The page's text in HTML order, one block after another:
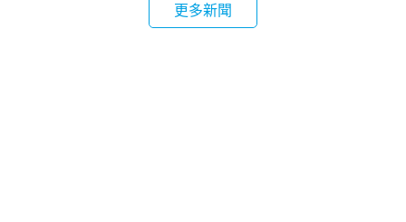
更多新聞